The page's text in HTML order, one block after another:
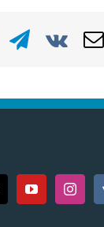
Telegram
Vk